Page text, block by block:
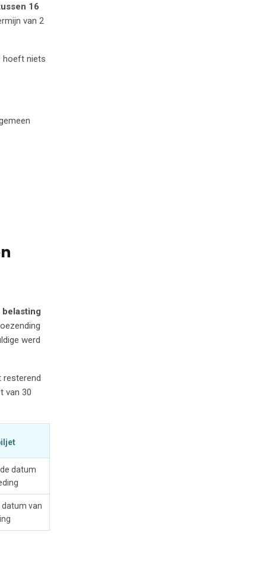
16
van 2
hoeft niets
werd
resterend
van 30
datum
van